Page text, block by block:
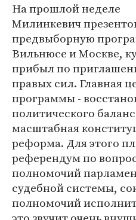
На прошлой неделе
Милинкевич
предвыборную
Вильнюсе и Москве,
прибыл по
правых сил. Главная
программы -
политического
масштабная
реформа. Для этого
референдум по
полномочий
судебной системы,
полномочий